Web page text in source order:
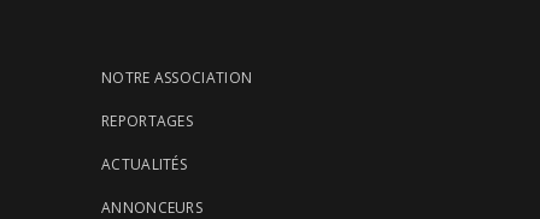
NOTRE ASSOCIATION
REPORTAGES
ACTUALITÉS
ANNONCEURS